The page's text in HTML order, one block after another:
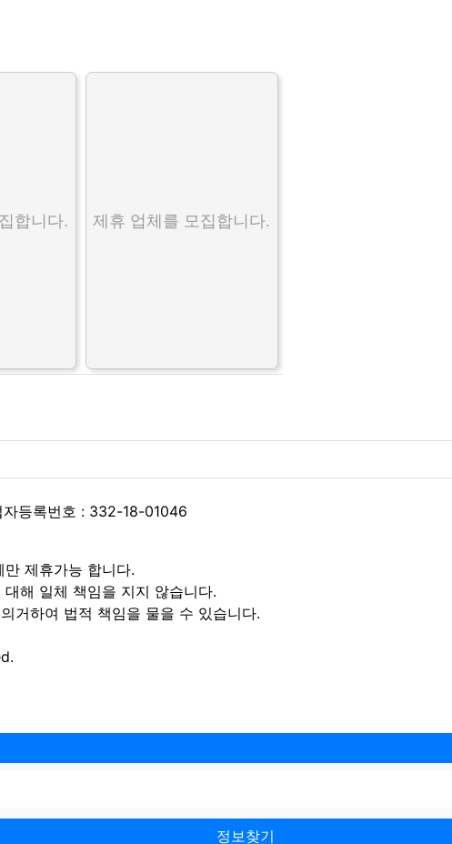
합니다. 제휴 업체를 모집합니다.
자등록번호 : 332-18-01046
제휴가능 합니다.
해 일체 책임을 지지 않습니다.
거하여 법적 책임을 물을 수 있습니다.
정보찾기